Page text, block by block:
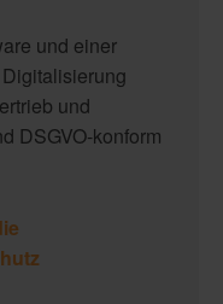
und einer
und
DSGVO-konform